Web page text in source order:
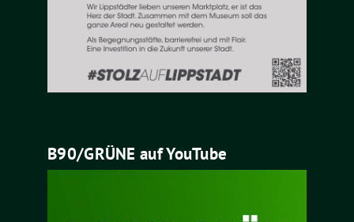
B90/GRÜNE auf YouTube